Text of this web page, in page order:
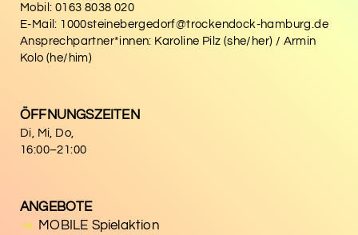
Mobil: 0163 8038 020
E-Mail: 1000steinebergedorf@trockendock-hamburg.de
Ansprechpartner*innen: Karoline Pilz (she/her) / Armin
Kolo (he/him)
ÖFFNUNGSZEITEN
Di, Mi, Do,
16:00–21:00
ANGEBOTE
MOBILE Spielaktion